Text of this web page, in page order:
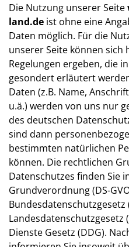
Die Nutzung unserer Seite
land.de ist ohne eine
Daten möglich. Für die
unserer Seite können sich
Regelungen ergeben, die
gesondert erläutert
Daten (z.B. Name,
u.ä.) werden von uns nur
des deutschen
sind dann
bestimmten natürlichen
können. Die rechtlichen
Datenschutzes finden Sie
Grundverordnung (DS-
Bundesdatenschutzgesetz
Landesdatenschutzgesetz
Dienste Gesetz (DDG).